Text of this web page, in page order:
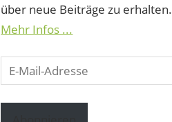
über neue Beiträge zu erhalten.
Mehr Infos ...
E-
Mail-
Adresse